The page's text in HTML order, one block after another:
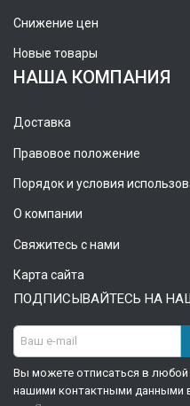
Снижение цен
Новые товары
НАША КОМПАНИЯ
Доставка
Правовое положение
Порядок и условия
О компании
Свяжитесь с нами
Карта сайта
ПОДПИСЫВАЙТЕСЬ НА
Вы можете отписаться в любой
нашими контактными данными